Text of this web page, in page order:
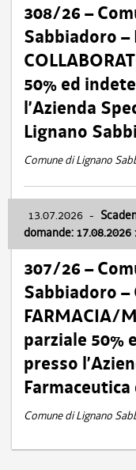
308/26 –
Sabbiadoro –
50% ed
l’Azienda
Lignano
Comune di Lignano
13.07.2026 -
domande: 17.08.2026
307/26 –
Sabbiadoro –
FARMACIA/
parziale 50%
presso
Comune di Lignano